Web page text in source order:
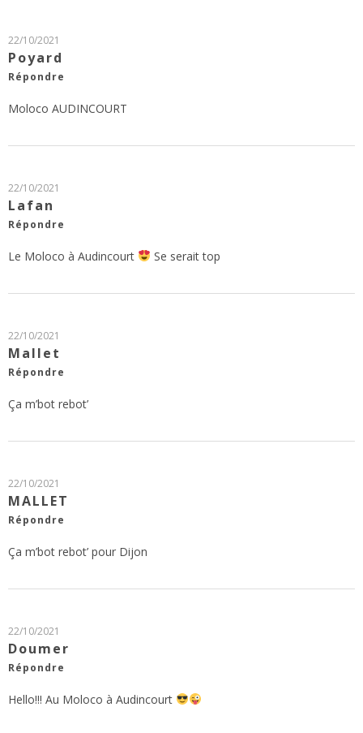
22/10/2021
Poyard
Répondre
Moloco AUDINCOURT
22/10/2021
Lafan
Répondre
Le Moloco à Audincourt Se serait top
22/10/2021
Mallet
Répondre
Ça m’bot rebot’
22/10/2021
MALLET
Répondre
Ça m’bot rebot’ pour Dijon
22/10/2021
Doumer
Répondre
Hello!!! Au Moloco à Audincourt